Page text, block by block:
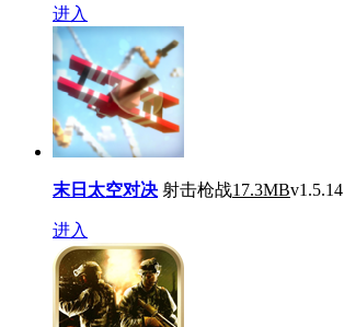
进入
末日太空对决 射击枪战17.3MBv1.5.14
进入